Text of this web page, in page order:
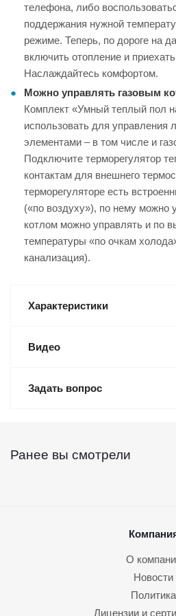
телефона, либо
поддержания нужной
режиме. Теперь, по дороге на
включить отопление и
Наслаждайтесь комфортом.
Можно управлять газовым
Комплект «Умный теплый пол
использовать для
элементами – в том числе и
Подключите терморегулятор
контактам для внешнего
терморегуляторе есть
(«по воздуху»), по нему можно
котлом можно управлять и по
температуры «по очкам
канализация).
Характеристики
Видео
Задать вопрос
Ранее вы смотрели
О
Новости
Политика
Лицензии и